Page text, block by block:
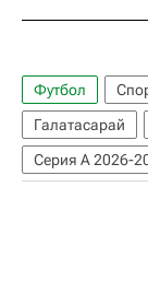
Футбол
Галатасарай
Серия А 2026-